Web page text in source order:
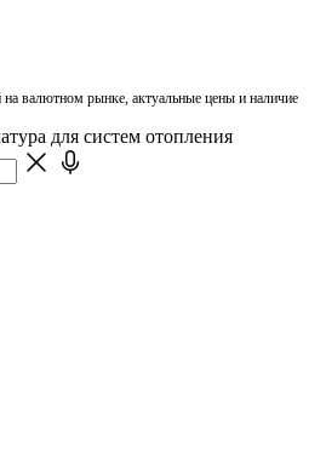
на валютном рынке, актуальные цены и наличие
для систем отопления